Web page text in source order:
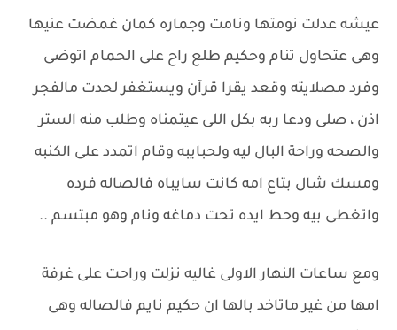
عيشه عدلت نومتها ونامت وجماره كمان غمضت عنيها
وهى عتحاول تنام وحكيم طلع راح على الحمام اتوضى
وفرد مصلايته وقعد يقرا قرآن ويستغفر لحدت مالفجر
اذن ، صلى ودعا ربه بكل اللى عيتمناه وطلب منه الستر
والصحه وراحة البال ليه ولحبايبه وقام اتمدد على الكنبه
ومسك شال بتاع امه كانت سايباه فالصاله فرده
واتغطى بيه وحط ايده تحت دماغه ونام وهو مبتسم ..
ومع ساعات النهار الاولى غاليه نزلت وراحت على غرفة
امها من غير ماتاخد بالها ان حكيم نايم فالصاله وهى